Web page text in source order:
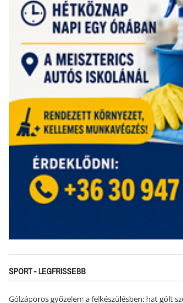
SPORT - LEGFRISSEBB
Gólzáporos győzelem a felkészülésben: hat gólt